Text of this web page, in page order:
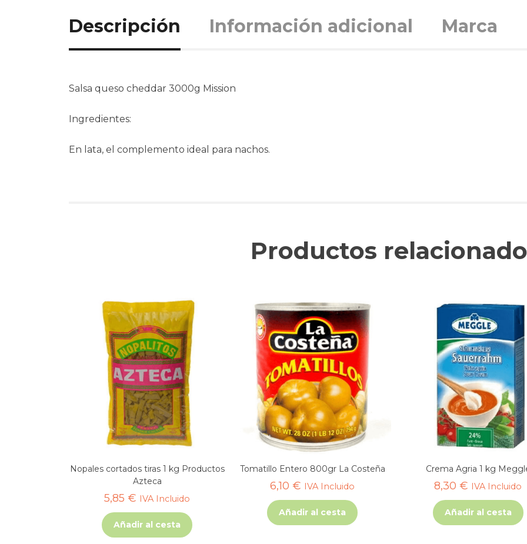
Descripción Información adicional Marca
Salsa queso cheddar 3000g Mission
Ingredientes:
En lata, el complemento ideal para nachos.
Productos
Nopales cortados tiras 1 kg Productos
Azteca
5,85 € IVA Incluido
Añadir al cesta
Tomatillo Entero 800gr La Costeña
6,10 € IVA Incluido
Añadir al cesta
Crema Agria 1 kg
8,30 € IVA Incluido
Añadir al cesta